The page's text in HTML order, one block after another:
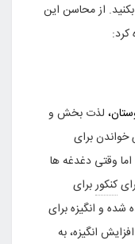
از محاسن این
کرد:
لذت بخش و
برای
وقتی دغدغه ها
کنکوربرای
و انگیزه برای
انگیزه، به